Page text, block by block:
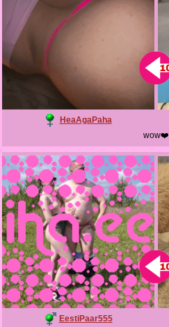
HeaAgaPaha
wow❤️
EestiPaar555